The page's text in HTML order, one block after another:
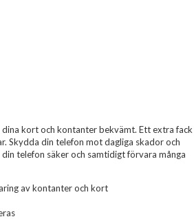
kort och kontanter bekvämt. Ett extra fack
Skydda din telefon mot dagliga skador och
telefon säker och samtidigt förvara många
av kontanter och kort